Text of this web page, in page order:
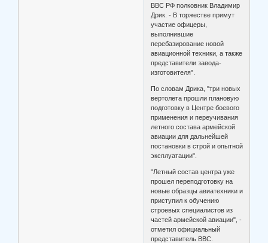
ВВС РФ полковник Владимир
Дрик. - В торжестве примут
участие офицеры,
выполнившие
перебазирование новой
авиационной техники, а также
представители завода-
изготовителя".
По словам Дрика, "три новых
вертолета прошли плановую
подготовку в Центре боевого
применения и переучивания
летного состава армейской
авиации для дальнейшей
постановки в строй и опытной
эксплуатации".
"Летный состав центра уже
прошел переподготовку на
новые образцы авиатехники и
приступил к обучению
строевых специалистов из
частей армейской авиации", -
отметил официальный
представитель ВВС.